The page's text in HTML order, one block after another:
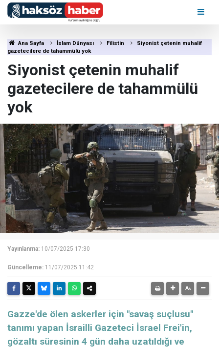
Ana Sayfa İslam Dünyası Filistin
Siyonist çetenin muhalif
gazetecilere de tahammülü yok
Siyonist çetenin muhalif
gazetecilere de tahammülü
yok
Yayınlanma: 10/07/2025 17:30
Güncelleme: 11/07/2025 11:42
Gazze'de ölen askerler için "savaş suçlusu"
tanımı yapan İsrailli Gazeteci İsrael Frei'in,
gözaltı süresinin 4 gün daha uzatıldığı ve